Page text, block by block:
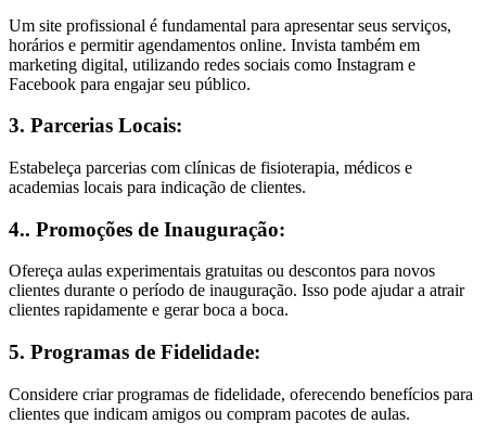
Um site profissional é fundamental para apresentar seus serviços,
horários e permitir agendamentos online. Invista também em
marketing digital, utilizando redes sociais como Instagram e
Facebook para engajar seu público.
3. Parcerias Locais:
Estabeleça parcerias com clínicas de fisioterapia, médicos e
academias locais para indicação de clientes.
4.. Promoções de Inauguração:
Ofereça aulas experimentais gratuitas ou descontos para novos
clientes durante o período de inauguração. Isso pode ajudar a atrair
clientes rapidamente e gerar boca a boca.
5. Programas de Fidelidade:
Considere criar programas de fidelidade, oferecendo benefícios para
clientes que indicam amigos ou compram pacotes de aulas.